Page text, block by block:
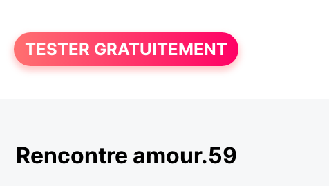
TESTER GRATUITEMENT
Rencontre amour.59